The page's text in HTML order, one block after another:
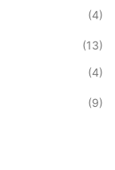
(4)
(13)
(4)
(9)